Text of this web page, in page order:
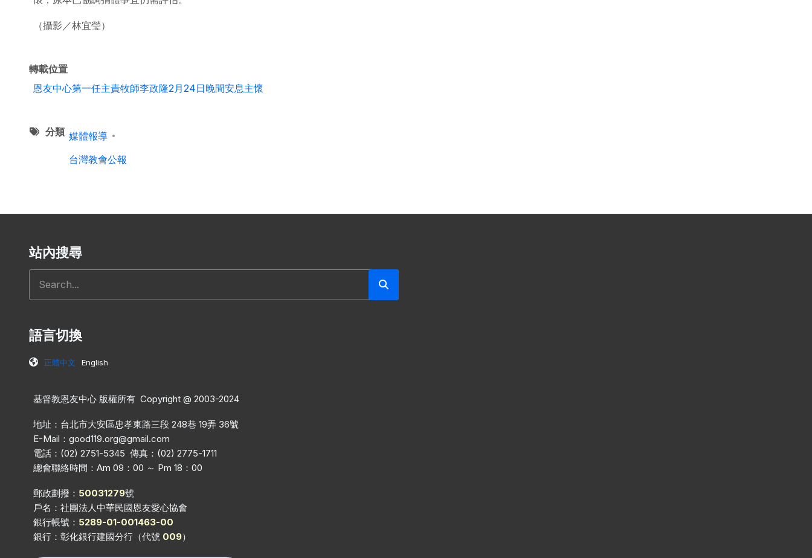
（攝影／林宜瑩）
轉載位置
恩友中心第一任主責牧師李政隆2月24日晚間安息主懷
分類 媒體報導
台灣教會公報
站內搜尋
語言切換
正體中文 English
基督教恩友中心 版權所有 Copyright @ 2003-2024
地址：台北市大安區忠孝東路三段 248巷 19弄 36號
E-Mail： good119.org@gmail.com
電話：(02) 2751-5345 傳真：(02) 2775-1711
總會聯絡時間：Am 09：00 ～ Pm 18：00
郵政劃撥： 50031279號
戶名：社團法人中華民國恩友愛心協會
銀行帳號： 5289-01-001463-00
銀行：彰化銀行建國分行（代號 009）